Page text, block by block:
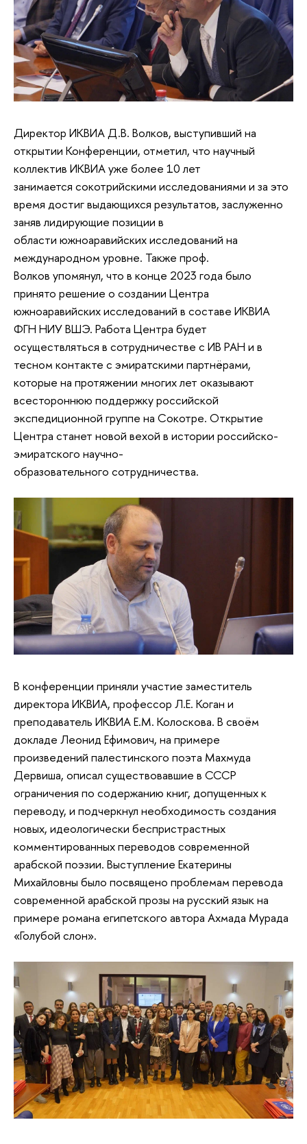
Директор ИКВИА Д.В. Волков, выступивший на
открытии Конференции, отметил, что научный
коллектив ИКВИА уже более 10 лет
занимается сокотрийскими исследованиями и за это
время достиг выдающихся результатов, заслуженно
заняв лидирующие позиции в
области южноаравийских исследований на
международном уровне. Также проф.
Волков упомянул, что в конце 2023 года было
принято решение о создании Центра
южноаравийских исследований в составе ИКВИА
ФГН НИУ ВШЭ. Работа Центра будет
осуществляться в сотрудничестве с ИВ РАН и в
тесном контакте с эмиратскими партнёрами,
которые на протяжении многих лет оказывают
всестороннюю поддержку российской
экспедиционной группе на Сокотре. Открытие
Центра станет новой вехой в истории российско-
эмиратского научно-
образовательного сотрудничества.
В конференции приняли участие заместитель
директора ИКВИА, профессор Л.Е. Коган и
преподаватель ИКВИА Е.М. Колоскова. В своём
докладе Леонид Ефимович, на примере
произведений палестинского поэта Махмуда
Дервиша, описал существовавшие в СССР
ограничения по содержанию книг, допущенных к
переводу, и подчеркнул необходимость создания
новых, идеологически беспристрастных
комментированных переводов современной
арабской поэзии. Выступление Екатерины
Михайловны было посвящено проблемам перевода
современной арабской прозы на русский язык на
примере романа египетского автора Ахмада Мурада
«Голубой слон».